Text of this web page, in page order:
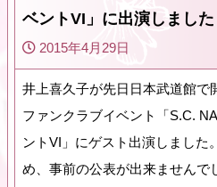
ベントVI」に出演しました
2015年4月29日
井上喜久子が先日日本武道館で
ファンクラブイベント「S.C.
ントVI」にゲスト出演しました
め、事前の公表が出来ませんで